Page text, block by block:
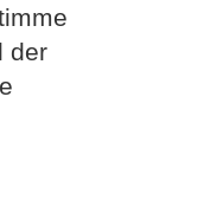
der